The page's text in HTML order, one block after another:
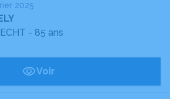
2025
- 85 ans
Voir